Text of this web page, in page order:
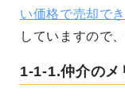
い価格で売却で
していますので
1-1-1.仲介のメ